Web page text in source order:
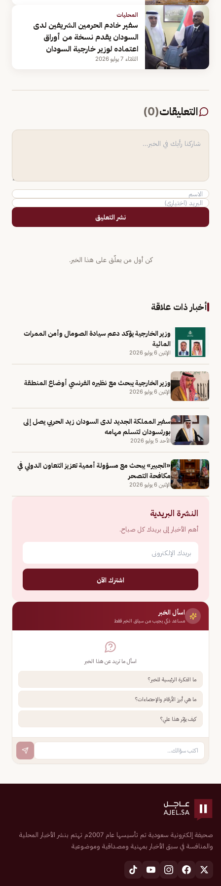
المحليات
سفير خادم الحرمين الشريفين لدى
السودان يقدم نسخة من أوراق
اعتماده لوزير خارجية السودان
الثلاثاء 7 يوليو 2026
التعليقات(
0
)
نشر التعليق
كن أول من يعلّق على هذا الخبر.
أخبار ذات علاقة
وزير الخارجية يؤكد دعم سيادة الصومال وأمن الممرات
المائية
الإثنين 6 يوليو 2026
وزير الخارجية يبحث مع نظيره الفرنسي أوضاع المنطقة
الإثنين 6 يوليو 2026
سفير المملكة الجديد لدى السودان زيد الحربي يصل إلى
بورتسودان لتسلم مهامه
الأحد 5 يوليو 2026
«الجبير» يبحث مع مسؤولة أممية تعزيز التعاون الدولي في
مكافحة التصحر
الإثنين 6 يوليو 2026
النشرة البريدية
أهم الأخبار إلى بريدك كل صباح.
اشترك الآن
اسأل الخبر
مساعد ذكي يجيب من سياق الخبر فقط
اسأل ما تريد عن هذا الخبر
ما الفكرة الرئيسية للخبر؟
ما هي أبرز الأرقام والإحصاءات؟
كيف يؤثر هذا علي؟
صحيفة إلكترونية سعودية تم تأسيسها عام 2007م تهتم بنشر الأخبار المحلية
والمنافسة في سبق الأخبار بمهنية ومصداقية وموضوعية